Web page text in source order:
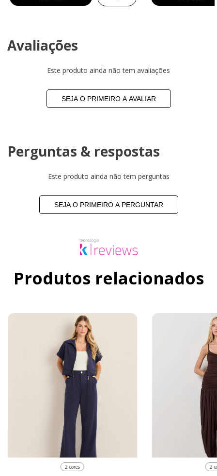
Avaliações
Este produto ainda não tem avaliações
SEJA O PRIMEIRO A AVALIAR
Perguntas & respostas
Este produto ainda não tem perguntas
SEJA O PRIMEIRO A PERGUNTAR
Produtos relacionados
2 cores 2